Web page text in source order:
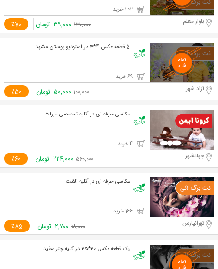
٪70 بلوار معلم ۱۳۰,۰۰۰ ۳۹,۰۰۰ تومان
5 قطعه عکس 4*3 در استودیو بوستان مشهد
٪50 آزاد شهر ۱۰۰,۰۰۰ ۵۰,۰۰۰ تومان
عکاسی حرفه ای در آتلیه تخصصی میراث
٪60 جهانشهر ۵۶۰,۰۰۰ ۲۲۴,۰۰۰ تومان
عکاسی حرفه ای در آتلیه الفنت
٪85 تهرانپارس ۱۸,۰۰۰ ۲,۷۰۰ تومان
یک قطعه عکس 20*25 در آتلیه چتر سفید